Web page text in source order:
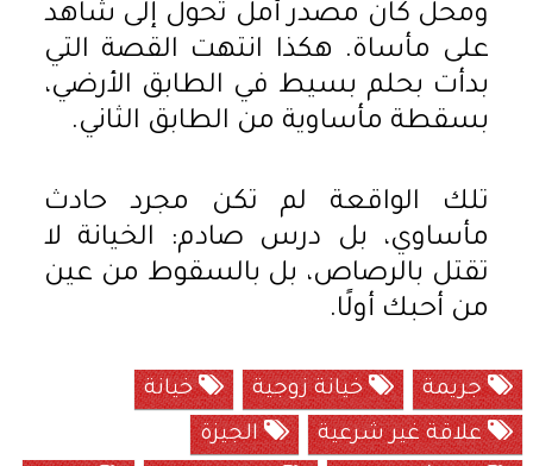
ومحل كان مصدر أمل تحول إلى شاهد
على مأساة. هكذا انتهت القصة التي
بدأت بحلم بسيط في الطابق الأرضي،
بسقطة مأساوية من الطابق الثاني.
تلك الواقعة لم تكن مجرد حادث
مأساوي، بل درس صادم: الخيانة لا
تقتل بالرصاص، بل بالسقوط من عين
من أحبك أولًا.
جريمة خيانة زوجية
خيانة
علاقة غير شرعية
الجيزة